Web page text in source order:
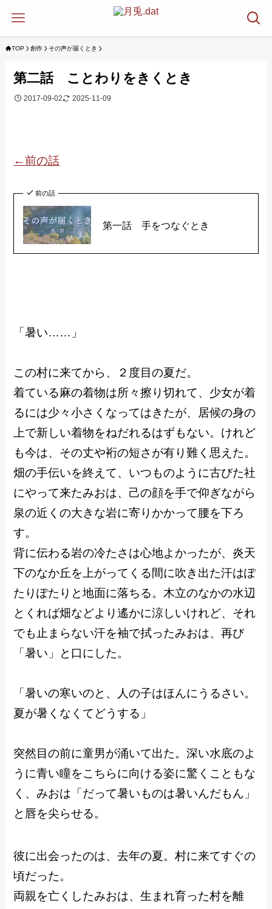
TOP 創作 その声が届くとき
第二話 ことわりをきくとき
2017-09-02 2025-11-09
←前の話
前の話
第一話 手をつなぐとき
「暑い……」
この村に来てから、２度目の夏だ。
着ている麻の着物は所々擦り切れて、少女が着
るには少々小さくなってはきたが、居候の身の
上で新しい着物をねだれるはずもない。けれど
も今は、その丈や裄の短さが有り難く思えた。
畑の手伝いを終えて、いつものように古びた社
にやって来たみおは、己の顔を手で仰ぎながら
泉の近くの大きな岩に寄りかかって腰を下ろ
す。
背に伝わる岩の冷たさは心地よかったが、炎天
下のなか丘を上がってくる間に吹き出た汗はぽ
たりぽたりと地面に落ちる。木立のなかの水辺
とくれば畑などより遙かに涼しいけれど、それ
でも止まらない汗を袖で拭ったみおは、再び
「暑い」と口にした。
「暑いの寒いのと、人の子はほんにうるさい。
夏が暑くなくてどうする」
突然目の前に童男が涌いて出た。深い水底のよ
うに青い瞳をこちらに向ける姿に驚くこともな
く、みおは「だって暑いものは暑いんだもん」
と唇を尖らせる。
彼に出会ったのは、去年の夏。村に来てすぐの
頃だった。
両親を亡くしたみおは、生まれ育った村を離